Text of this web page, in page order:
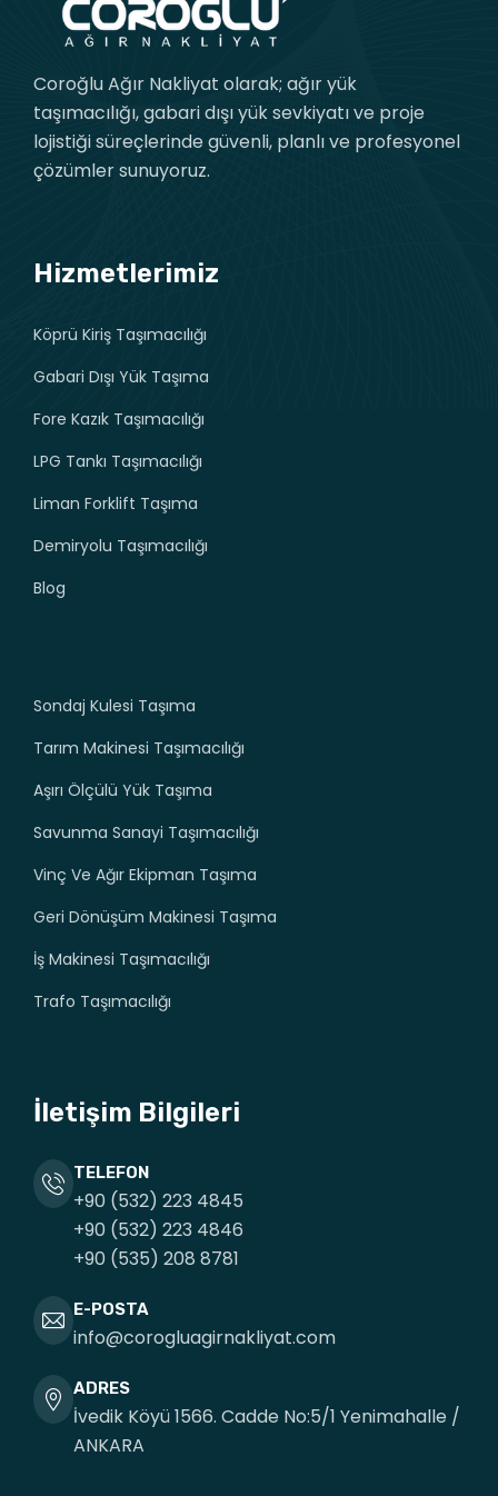
Coroğlu Ağır Nakliyat olarak; ağır yük
taşımacılığı, gabari dışı yük sevkiyatı ve proje
lojistiği süreçlerinde güvenli, planlı ve profesyonel
çözümler sunuyoruz.
Hizmetlerimiz
Köprü Kiriş Taşımacılığı
Gabari Dışı Yük Taşıma
Fore Kazık Taşımacılığı
LPG Tankı Taşımacılığı
Liman Forklift Taşıma
Demiryolu Taşımacılığı
Blog
Sondaj Kulesi Taşıma
Tarım Makinesi Taşımacılığı
Aşırı Ölçülü Yük Taşıma
Savunma Sanayi Taşımacılığı
Vinç Ve Ağır Ekipman Taşıma
Geri Dönüşüm Makinesi Taşıma
İş Makinesi Taşımacılığı
Trafo Taşımacılığı
İletişim Bilgileri
TELEFON
+90 (532) 223 4845
+90 (532) 223 4846
+90 (535) 208 8781
E-POSTA
info@corogluagirnakliyat.com
ADRES
İvedik Köyü 1566. Cadde No:5/1 Yenimahalle /
ANKARA